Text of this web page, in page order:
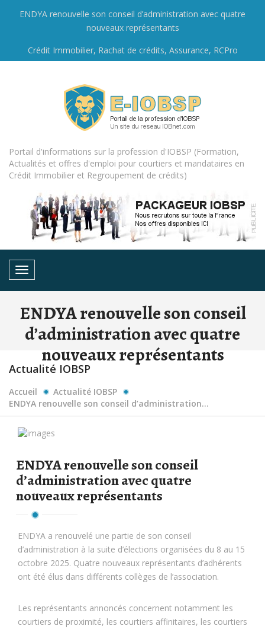
ENDYA renouvelle son conseil d’administration avec quatre
nouveaux représentants
Crédit Immobilier, Rachat de crédits, Assurance, RCPro
Portail d'informations sur la profession d'IOBSP (Formation,
Actualités et offres d'emploi pour courtiers et mandataires en
Crédit Immobilier et Regroupement de crédits)
Toggle navigation
ENDYA renouvelle son conseil
d’administration avec quatre
nouveaux représentants
Actualité IOBSP
Accueil
Actualité IOBSP
ENDYA renouvelle son conseil d’administration...
ENDYA renouvelle son conseil
d’administration avec quatre
nouveaux représentants
ENDYA a renouvelé une partie de son conseil
d’administration à la suite d’élections organisées du 8 au 15
octobre 2025. Quatre nouveaux représentants d’adhérents
ont été élus dans différents collèges de l’association.
Les représentants annoncés concernent notamment les
courtiers de proximité, les courtiers affinitaires, les courtiers